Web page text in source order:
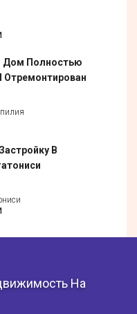
Дом Полностью
Отремонтирован
В
На